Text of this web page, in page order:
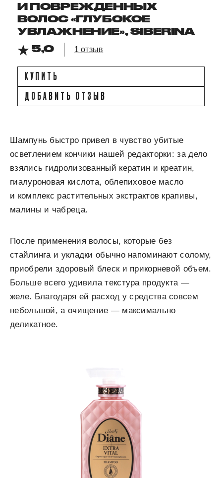
И ПОВРЕЖДЕННЫХ
ВОЛОС «ГЛУБОКОЕ
УВЛАЖНЕНИЕ», SIBERINA
5,0
1 отзыв
КУПИТЬ
ДОБАВИТЬ ОТЗЫВ
Шампунь быстро привел в чувство убитые
осветлением кончики нашей редакторки: за дело
взялись гидролизованный кератин и креатин,
гиалуроновая кислота, облепиховое масло
и комплекс растительных экстрактов крапивы,
малины и чабреца.
После применения волосы, которые без
стайлинга и укладки обычно напоминают солому,
приобрели здоровый блеск и прикорневой объем.
Больше всего удивила текстура продукта —
желе. Благодаря ей расход у средства совсем
небольшой, а очищение — максимально
деликатное.